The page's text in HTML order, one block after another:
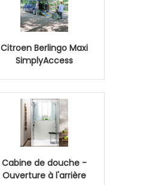
Citroen Berlingo Maxi
SimplyAccess
Cabine de douche -
Ouverture à l'arrière